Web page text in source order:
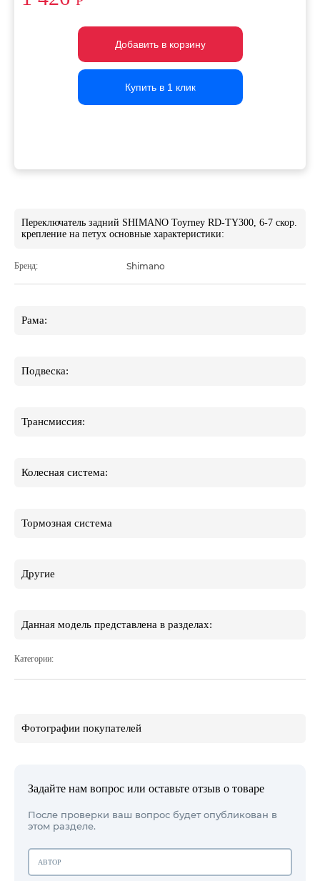
Добавить в корзину
Добавить в корзину
Добавить в корзину
Купить в 1 клик
Купить в 1 клик
Купить в 1 клик
Переключатель задний SHIMANO Toyrney RD-TY300, 6-7 скор.
крепление на петух основные характеристики:
Бренд: Shimano
Рама:
Подвеска:
Трансмиссия:
Колесная система:
Тормозная система
Другие
Данная модель представлена в разделах:
Категории:
Фотографии покупателей
Задайте нам вопрос или оставьте отзыв о товаре
После проверки ваш вопрос будет опубликован в
этом разделе.